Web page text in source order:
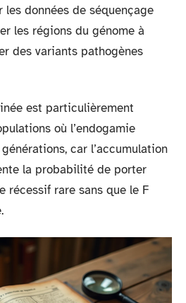
les données de séquençage
les régions du génome à
des variants pathogènes
est particulièrement
où l’endogamie
car l’accumulation
la probabilité de porter
récessif rare sans que le F